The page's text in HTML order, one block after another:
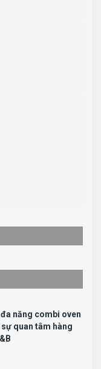
năng combi oven
sự quan tâm hàng